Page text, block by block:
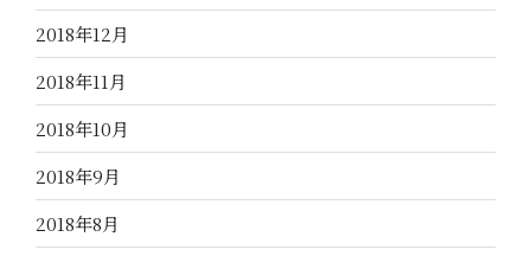
2018年12月
2018年11月
2018年10月
2018年9月
2018年8月